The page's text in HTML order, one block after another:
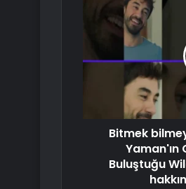
Bitmek
Yaman'ın
Buluştuğu